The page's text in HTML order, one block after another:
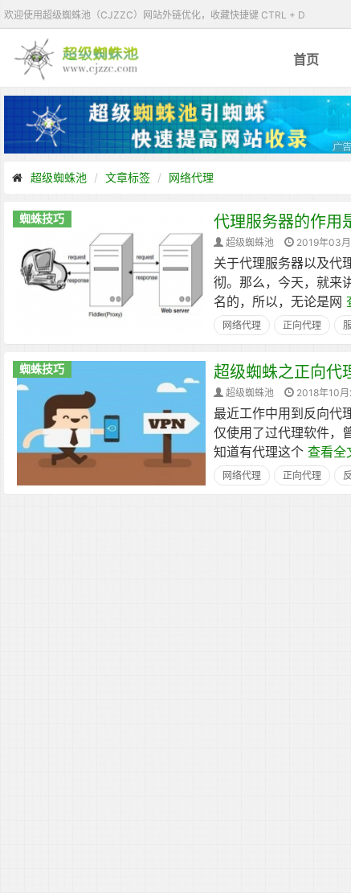
欢迎使用超级蜘蛛池（CJZZC）网站外链优化，收藏快捷键 CTRL + D
首页
超级蜘蛛池 文章标签 网络代理
蜘蛛技巧 代理服务器的作用
超级蜘蛛池 2019年03月
关于代理服务器以及代
彻。那么，今天，就来
名的，所以，无论是网
网络代理 正向代理
蜘蛛技巧 超级蜘蛛之正向代
超级蜘蛛池 2018年10月
最近工作中用到反向代
仅使用了过代理软件，
知道有代理这个查看全
网络代理 正向代理